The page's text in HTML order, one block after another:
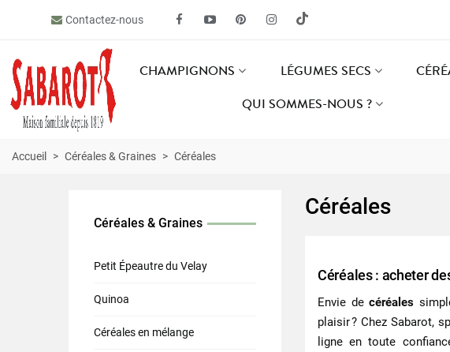
Contactez-nous
CHAMPIGNONS LÉGUMES SECS
QUI SOMMES-NOUS ?
Accueil > Céréales & Graines > Céréales
Céréales & Graines
Petit Épeautre du Velay
Quinoa
Céréales en mélange
Céréales
Céréales : acheter
Envie decéréales
plaisir ? Chez Sabarot,
ligne en toute